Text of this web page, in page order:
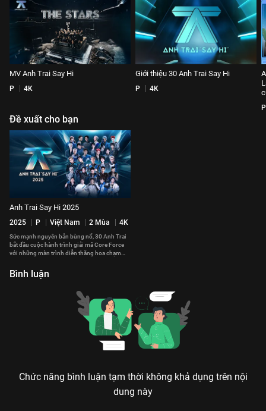
MV Anh Trai Say Hi
P 4K
Giới thiệu 30 Anh Trai Say Hi
P 4K
P
Đề xuất cho bạn
Anh Trai Say Hi 2025
2025 P Việt Nam 2 Mùa 4K
Sức mạnh nguyên bản bùng nổ, 30 Anh Trai
bắt đầu cuộc hành trình giải mã Core Force
với những màn trình diễn thăng hoa chạm
Bình luận
Chức năng bình luận tạm thời không khả dụng trên nội
dung này